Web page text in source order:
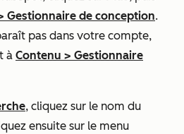
Gestionnaire de conception.
pas dans votre compte,
à Contenu > Gestionnaire
, cliquez sur le nom du
ensuite sur le menu